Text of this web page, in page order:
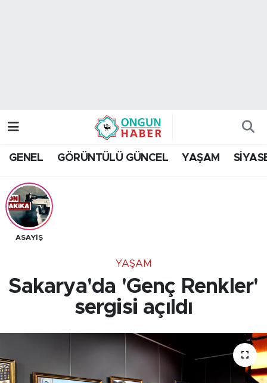
GENEL GÖRÜNTÜLÜ GÜNCEL YAŞAM
ASAYİŞ
YAŞAM
Sakarya'da 'Genç Renkler'
sergisi açıldı​​​​​​​
Trafik Durumu
Tüm Manşetler
Son Dakika Haberleri